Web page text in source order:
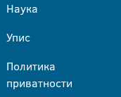
Наука
Упис
Политика
приватности